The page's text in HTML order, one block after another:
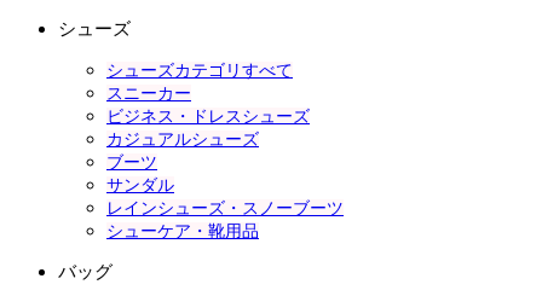
シューズ
シューズカテゴリすべて
スニーカー
ビジネス・ドレスシューズ
カジュアルシューズ
ブーツ
サンダル
レインシューズ・スノーブーツ
シューケア・靴用品
バッグ